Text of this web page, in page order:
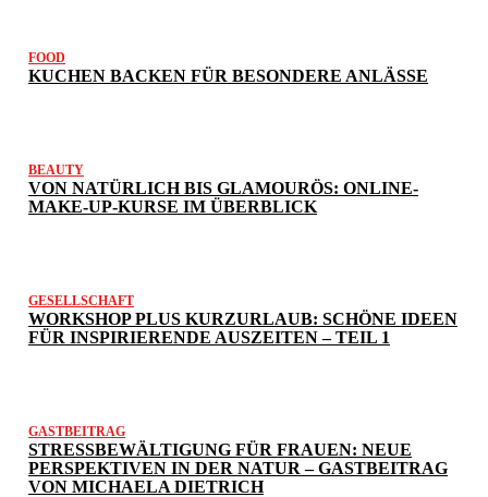
FOOD
KUCHEN BACKEN FÜR BESONDERE ANLÄSSE
BEAUTY
VON NATÜRLICH BIS GLAMOURÖS: ONLINE-
MAKE-UP-KURSE IM ÜBERBLICK
GESELLSCHAFT
WORKSHOP PLUS KURZURLAUB: SCHÖNE IDEEN
FÜR INSPIRIERENDE AUSZEITEN – TEIL 1
GASTBEITRAG
STRESSBEWÄLTIGUNG FÜR FRAUEN: NEUE
PERSPEKTIVEN IN DER NATUR – GASTBEITRAG
VON MICHAELA DIETRICH